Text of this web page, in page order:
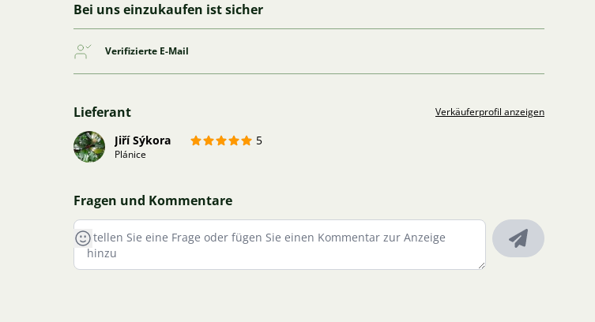
Bei uns einzukaufen ist sicher
Verifizierte E-Mail
Lieferant Verkäuferprofil anzeigen
Jiří Sýkora 5
Plánice
Fragen und Kommentare